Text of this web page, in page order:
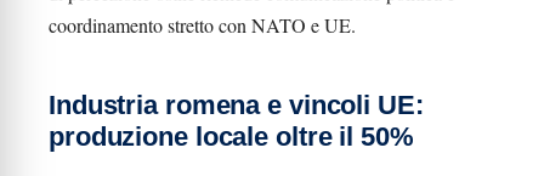
coordinamento stretto con NATO e UE.
Industria romena e vincoli UE:
produzione locale oltre il 50%